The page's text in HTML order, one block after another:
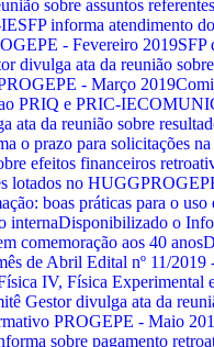
sobre assuntos
SFP informa atendimento
- Fevereiro 2019SFP
divulga ata da reunião
- Março 2019
PRIQ e PRIC-IE
ata da reunião sobre
o prazo para solicitações
efeitos financeiros
lotados no HUGG
boas práticas para o
internaDisponibilizado o
comemoração aos 40 anos
de Abril Edital nº 11/2019
IV, Física Experimental
Gestor divulga ata da
PROGEPE - Maio
sobre pagamento